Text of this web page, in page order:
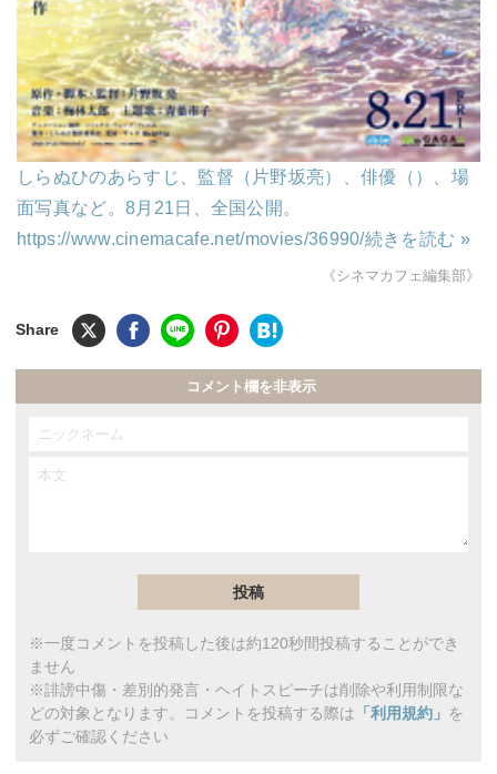
しらぬひのあらすじ、監督（片野坂亮）、俳優（）、場
面写真など。8月21日、全国公開。
https://www.cinemacafe.net/movies/36990/続きを読む »
《シネマカフェ編集部》
コメント欄を非表示
※一度コメントを投稿した後は約120秒間投稿することができ
ません
※誹謗中傷・差別的発言・ヘイトスピーチは削除や利用制限な
どの対象となります。コメントを投稿する際は 「利用規約」 を
必ずご確認ください